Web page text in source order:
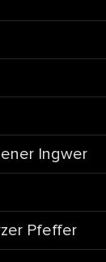
Ingwer
Pfeffer